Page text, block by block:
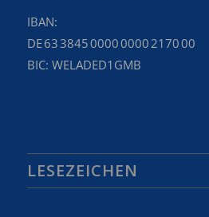
IBAN:
DE 63 3845 0000 0000 2170 00
BIC: WELADED1GMB
LESEZEICHEN